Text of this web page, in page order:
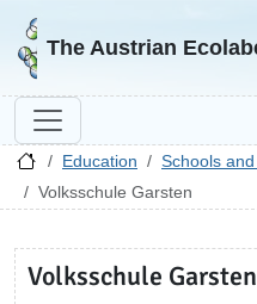
Go to homepage
The Austrian
Education
Schools
Volksschule Garsten
Volksschule Garsten